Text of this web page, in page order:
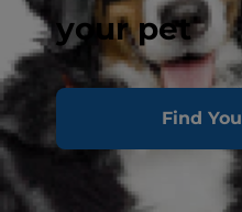
your pet
Find